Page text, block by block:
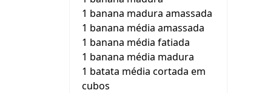
1 banana madura amassada
1 banana média amassada
1 banana média fatiada
1 banana média madura
1 batata média cortada em
cubos